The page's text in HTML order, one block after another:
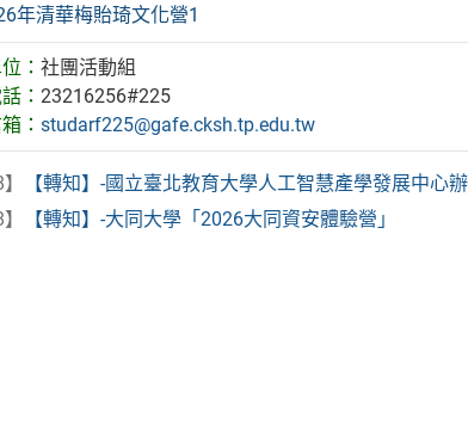
年清華梅貽琦文化營1
：社團活動組
：23216256#225
：studarf225@gafe.cksh.tp.edu.tw
【轉知】-國立臺北教育大學人工智慧產學發展中心
【轉知】-大同大學「2026大同資安體驗營」